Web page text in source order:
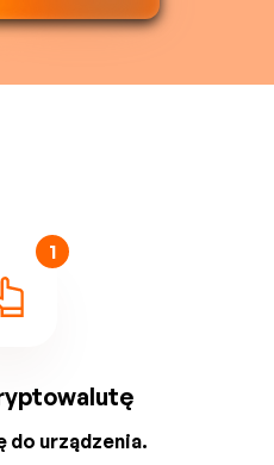
1
do urządzenia.